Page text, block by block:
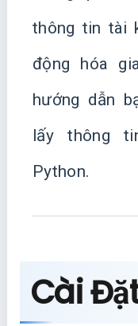
thông tin tài
động hóa
hướng dẫn
lấy thông
Python.
Cài